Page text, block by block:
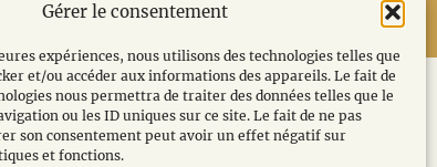
Gérer le consentement
expériences, nous utilisons des technologies telles que
et/ou accéder aux informations des appareils. Le fait de
nous permettra de traiter des données telles que le
ou les ID uniques sur ce site. Le fait de ne pas
son consentement peut avoir un effet négatif sur
et fonctions.